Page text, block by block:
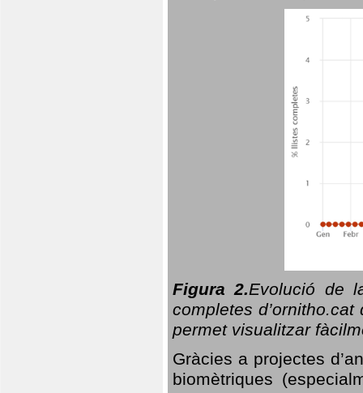
Figura 2.Evolució de
completes
permet visualitzar
Gràcies a projectes
biomètriques